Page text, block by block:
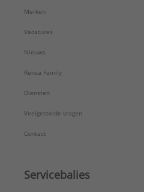
Merken
Vacatures
Nieuws
Rensa Family
Diensten
Veelgestelde vragen
Contact
Servicebalies